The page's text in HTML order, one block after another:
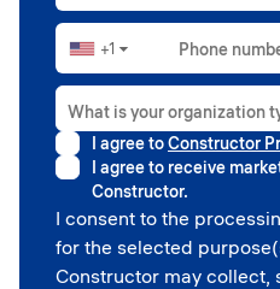
Phone
+1 ▼
What is your organization
Higher education
Government
Professional sport
Corporate
School
I agree toConstructor
I agree to receive
Constructor.
I consent to the
for the selected
Constructor may collect,